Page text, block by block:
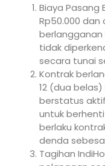
Biaya Pasang
Rp50.000
berlangganan
tidak
secara tunai
Kontrak
12 (dua
berstatus
untuk
berlaku
denda
Tagihan